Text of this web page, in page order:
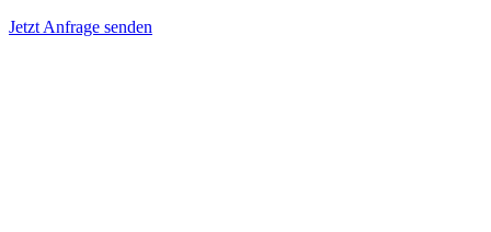
Jetzt Anfrage senden